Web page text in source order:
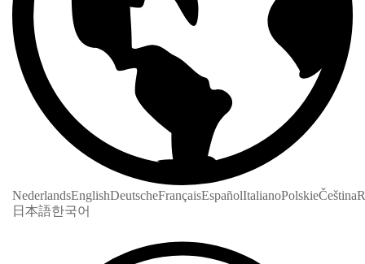
NederlandsEnglishDeutscheFrançaisEspañolItalianoPolskieČeština
日本語한국어